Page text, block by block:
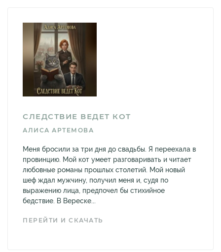
СЛЕДСТВИЕ ВЕДЕТ КОТ
АЛИСА АРТЕМОВА
Меня бросили за три дня до свадьбы. Я переехала в
провинцию. Мой кот умеет разговаривать и читает
любовные романы прошлых столетий. Мой новый
шеф ждал мужчину, получил меня и, судя по
выражению лица, предпочел бы стихийное
бедствие. В Вереске...
ПЕРЕЙТИ И СКАЧАТЬ